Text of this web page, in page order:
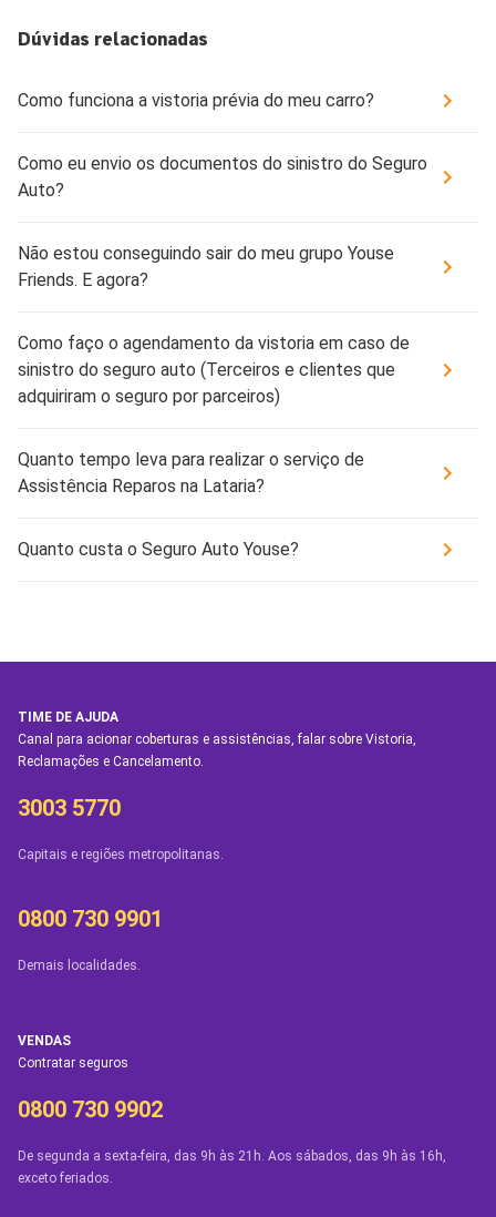
Dúvidas relacionadas
Como funciona a vistoria prévia do meu carro?
Como eu envio os documentos do sinistro do Seguro
Auto?
Não estou conseguindo sair do meu grupo Youse
Friends. E agora?
Como faço o agendamento da vistoria em caso de
sinistro do seguro auto (Terceiros e clientes que
adquiriram o seguro por parceiros)
Quanto tempo leva para realizar o serviço de
Assistência Reparos na Lataria?
Quanto custa o Seguro Auto Youse?
TIME DE AJUDA
Canal para acionar coberturas e assistências, falar sobre Vistoria,
Reclamações e Cancelamento.
3003 5770
Capitais e regiões metropolitanas.
0800 730 9901
Demais localidades.
VENDAS
Contratar seguros
0800 730 9902
De segunda a sexta-feira, das 9h às 21h. Aos sábados, das 9h às 16h,
exceto feriados.